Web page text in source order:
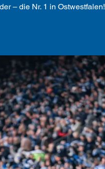
– die Nr. 1 in Ostwestfalen!